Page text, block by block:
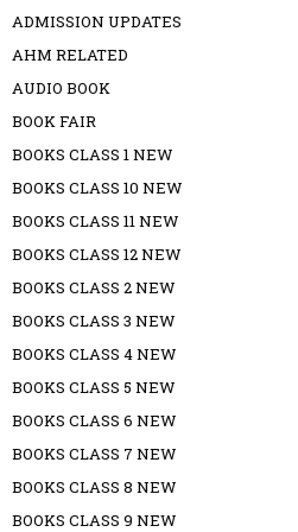
ADMISSION UPDATES
AHM RELATED
AUDIO BOOK
BOOK FAIR
BOOKS CLASS 1 NEW
BOOKS CLASS 10 NEW
BOOKS CLASS 11 NEW
BOOKS CLASS 12 NEW
BOOKS CLASS 2 NEW
BOOKS CLASS 3 NEW
BOOKS CLASS 4 NEW
BOOKS CLASS 5 NEW
BOOKS CLASS 6 NEW
BOOKS CLASS 7 NEW
BOOKS CLASS 8 NEW
BOOKS CLASS 9 NEW